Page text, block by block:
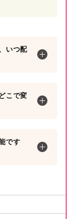
いつ配
こで変
です